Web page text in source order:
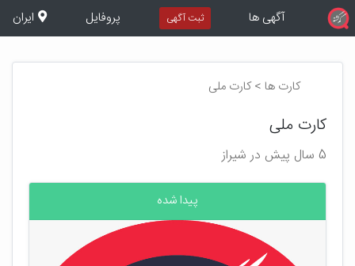
آگهی ها ثبت آگهی پروفایل ایران
کارت ها > کارت ملی
کارت ملی
5 سال پیش در شیراز
پیدا شده